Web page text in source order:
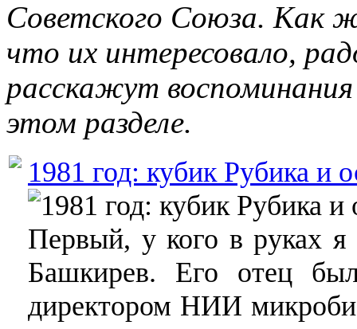
Советского Союза. Как
что их интересовало,
расскажут
этом разделе.
1981 год: кубик Рубика и
Первый, у кого в руках
Башкирев. Его отец
директором НИИ